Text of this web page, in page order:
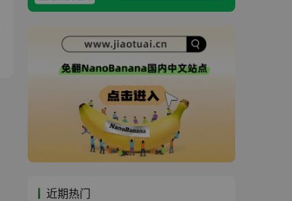
近期热门